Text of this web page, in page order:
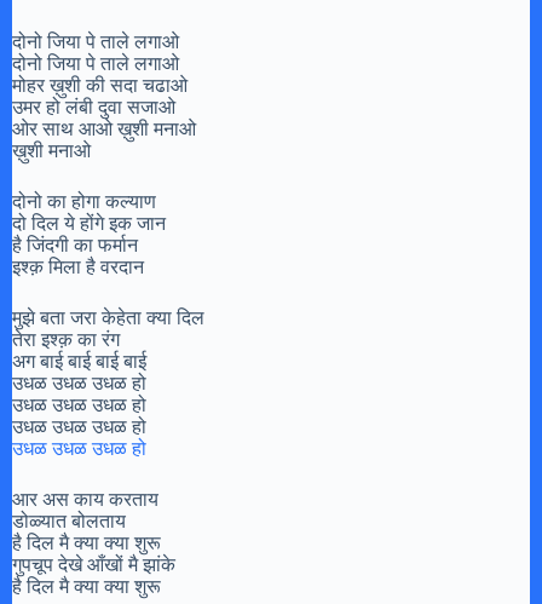
दोनो जिया पे ताले लगाओ
दोनो जिया पे ताले लगाओ
मोहर ख़ुशी की सदा चढाओ
उमर हो लंबी दुवा सजाओ
ओर साथ आओ ख़ुशी मनाओ
ख़ुशी मनाओ
दोनो का होगा कल्याण
दो दिल ये होंगे इक जान
है जिंदगी का फर्मान
इश्क़ मिला है वरदान
मुझे बता जरा केहेता क्या दिल
तेरा इश्क़ का रंग
अग बाई बाई बाई बाई
उधळ उधळ उधळ हो
उधळ उधळ उधळ हो
उधळ उधळ उधळ हो
उधळ उधळ उधळ हो
आर अस काय करताय
डोळ्यात बोलताय
है दिल मै क्या क्या शुरू
गुपचूप देखे आँखों मै झांके
है दिल मै क्या क्या शुरू